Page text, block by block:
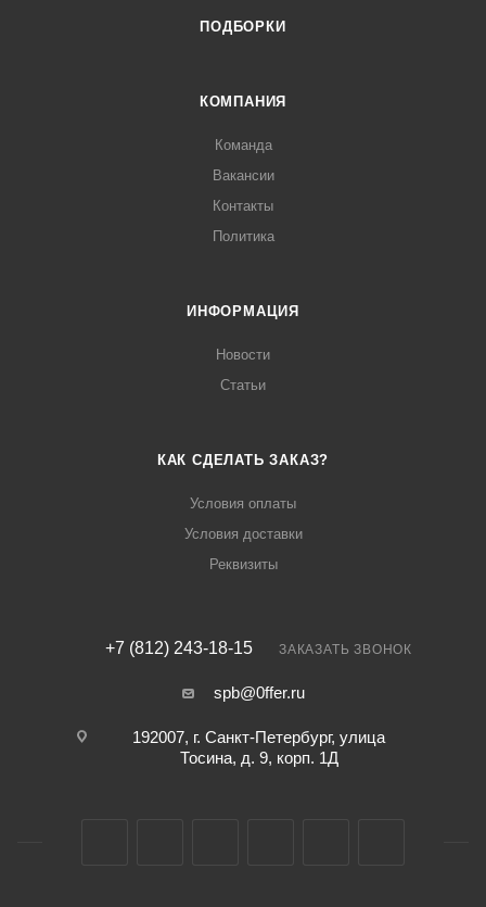
ПОДБОРКИ
КОМПАНИЯ
Команда
Вакансии
Контакты
Политика
ИНФОРМАЦИЯ
Новости
Статьи
КАК СДЕЛАТЬ ЗАКАЗ?
Условия оплаты
Условия доставки
Реквизиты
+7 (812) 243-18-15 ЗАКАЗАТЬ ЗВОНОК
spb@0ffer.ru
192007, г. Санкт-Петербург, улица
Тосина, д. 9, корп. 1Д